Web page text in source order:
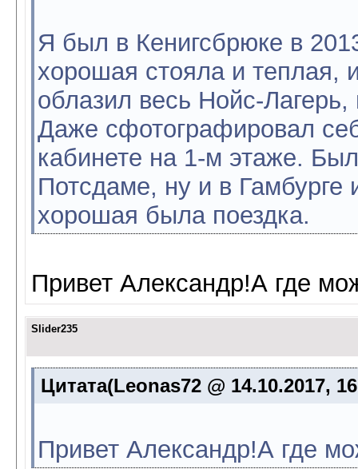
Я был в Кенигсбрюке в
хорошая стояла и теплая,
облазил весь Нойс-Лагерь,
Даже сфотографировал
кабинете на 1-м этаже.
Потсдаме, ну и в Гамбурге
хорошая была поездка.
Привет Александр!А где
Slider235
Цитата(Leonas72 @ 14.10.2017,
Привет Александр!А где